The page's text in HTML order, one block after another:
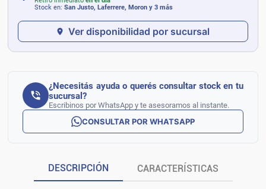
Stock en: San Justo, Laferrere, Moron y 3 más
Ver disponibilidad por sucursal
¿Necesitás ayuda o querés consultar stock en tu
sucursal?
Escribinos por WhatsApp y te asesoramos al instante.
CONSULTAR POR WHATSAPP
DESCRIPCIÓN CARACTERÍSTICAS